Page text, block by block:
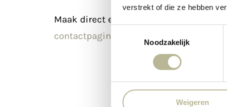
verstrekt of die ze hebben
Noodzakelijk
Weigeren
Maak direct een afspraak in onze
contactpagina